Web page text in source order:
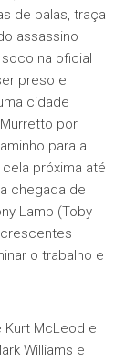
de balas, traça
assassino
na oficial
preso e
cidade
por
para a
próxima até
chegada de
Lamb (Toby
o trabalho e
Kurt McLeod e
Williams e